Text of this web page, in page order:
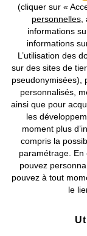
Nos Moyens de
Nos Services
Nos Collections
Notre Entreprise
Prix indiqués TVA
(cliquer sur «
personnelles,
informations
informations
L’utilisation des
sur des sites de
pseudonymisées),
personnalisés,
ainsi que pour
les
moment plus
compris la
paramétrage.
pouvez
pouvez à tout
le